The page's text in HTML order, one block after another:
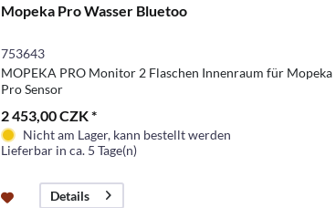
Mopeka Pro Wasser Bluetoo
753643
MOPEKA PRO Monitor 2 Flaschen Innenraum für Mopeka
Pro Sensor
2 453,00 CZK *
Nicht am Lager, kann bestellt werden
Lieferbar in ca. 5 Tage(n)
Details